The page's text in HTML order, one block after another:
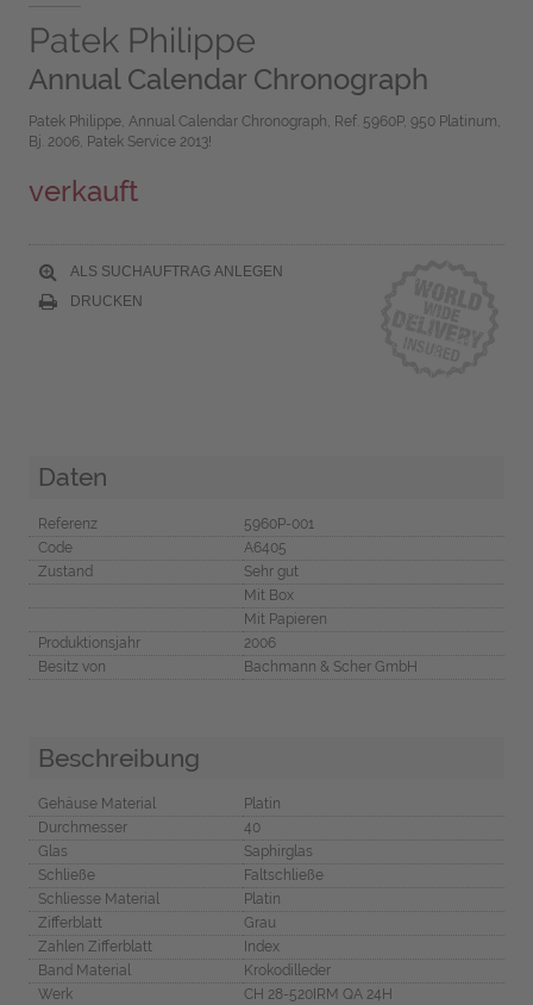
Patek Philippe
Annual Calendar Chronograph
Patek Philippe, Annual Calendar Chronograph, Ref. 5960P, 950 Platinum,
Bj. 2006, Patek Service 2013!
verkauft
ALS SUCHAUFTRAG ANLEGEN
DRUCKEN
Daten
Referenz
5960P-001
Code
A6405
Zustand
Sehr gut
Mit Box
Mit Papieren
Produktionsjahr
2006
Besitz von
Bachmann & Scher GmbH
Beschreibung
Gehäuse Material
Platin
Durchmesser
40
Glas
Saphirglas
Schließe
Faltschließe
Schliesse Material
Platin
Zifferblatt
Grau
Zahlen Zifferblatt
Index
Band Material
Krokodilleder
Werk
CH 28-520IRM QA 24H